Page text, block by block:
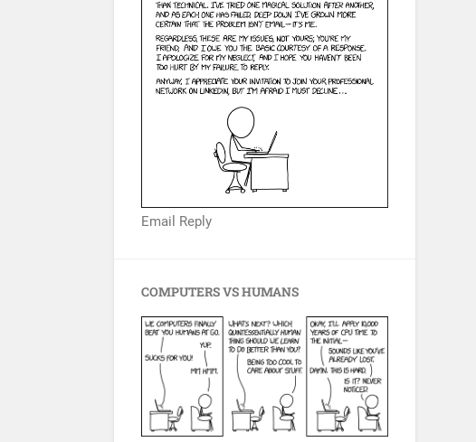
Email Reply
COMPUTERS VS HUMANS